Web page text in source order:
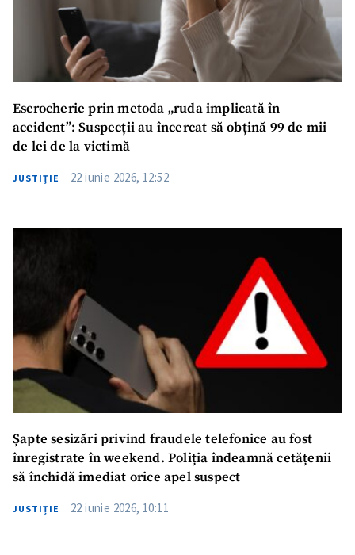
Escrocherie prin metoda „ruda implicată în
accident”: Suspecții au încercat să obțină 99 de mii
de lei de la victimă
JUSTIȚIE 22 iunie 2026, 12:52
Șapte sesizări privind fraudele telefonice au fost
înregistrate în weekend. Poliția îndeamnă cetățenii
să închidă imediat orice apel suspect
JUSTIȚIE 22 iunie 2026, 10:11